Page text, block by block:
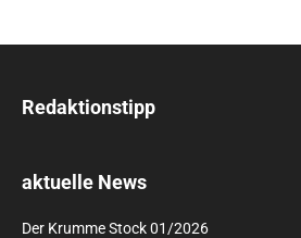
Redaktionstipp
aktuelle News
Der Krumme Stock 01/2026